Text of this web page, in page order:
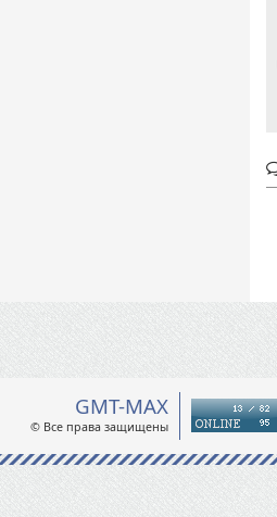
GMT-MAX
© Все права защищены